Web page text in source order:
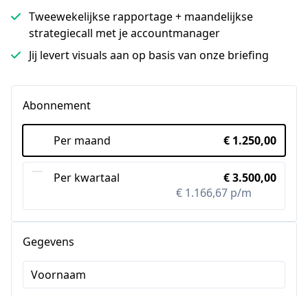
Tweewekelijkse rapportage + maandelijkse
strategiecall met je accountmanager
Jij levert visuals aan op basis van onze briefing
Abonnement
Per maand € 1.250,00
Per kwartaal
€ 3.500,00
€ 1.166,67 p/m
Gegevens
Voornaam